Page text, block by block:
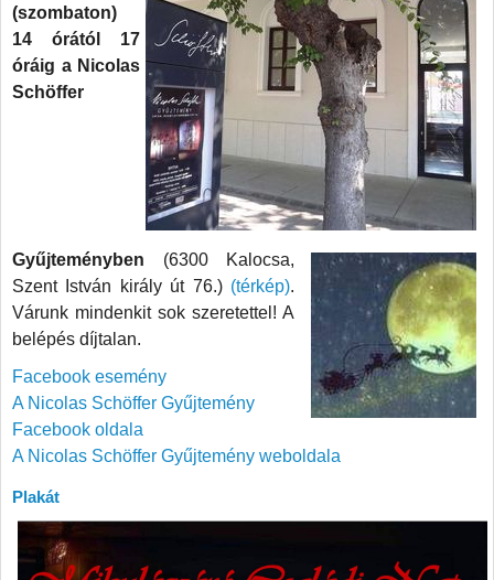
(szombaton)
14 órától 17
óráig a Nicolas
Schöffer
Gyűjteményben (6300 Kalocsa,
Szent István király út 76.) (térkép).
Várunk mindenkit sok szeretettel! A
belépés díjtalan.
Facebook esemény
A Nicolas Schöffer Gyűjtemény
Facebook oldala
A Nicolas Schöffer Gyűjtemény weboldala
Plakát